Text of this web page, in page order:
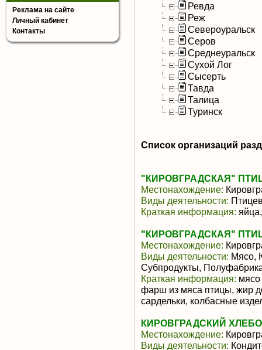
Реклама на сайте
Личный кабинет
Контакты
Ревда
Реж
Североуральск
Серов
Среднеуральск
Сухой Лог
Сысерть
Тавда
Талица
Туринск
Список организаций
"КИРОВГРАДСКАЯ"
Местонахождение:
Виды деятельности:
Краткая информация:
"КИРОВГРАДСКАЯ"
Местонахождение:
Виды деятельности: Мясо,
Субпродукты,
Краткая информация:
фарш из мяса птицы, жир
сардельки, колбасные
КИРОВГРАДСКИЙ
Местонахождение:
Виды деятельности: